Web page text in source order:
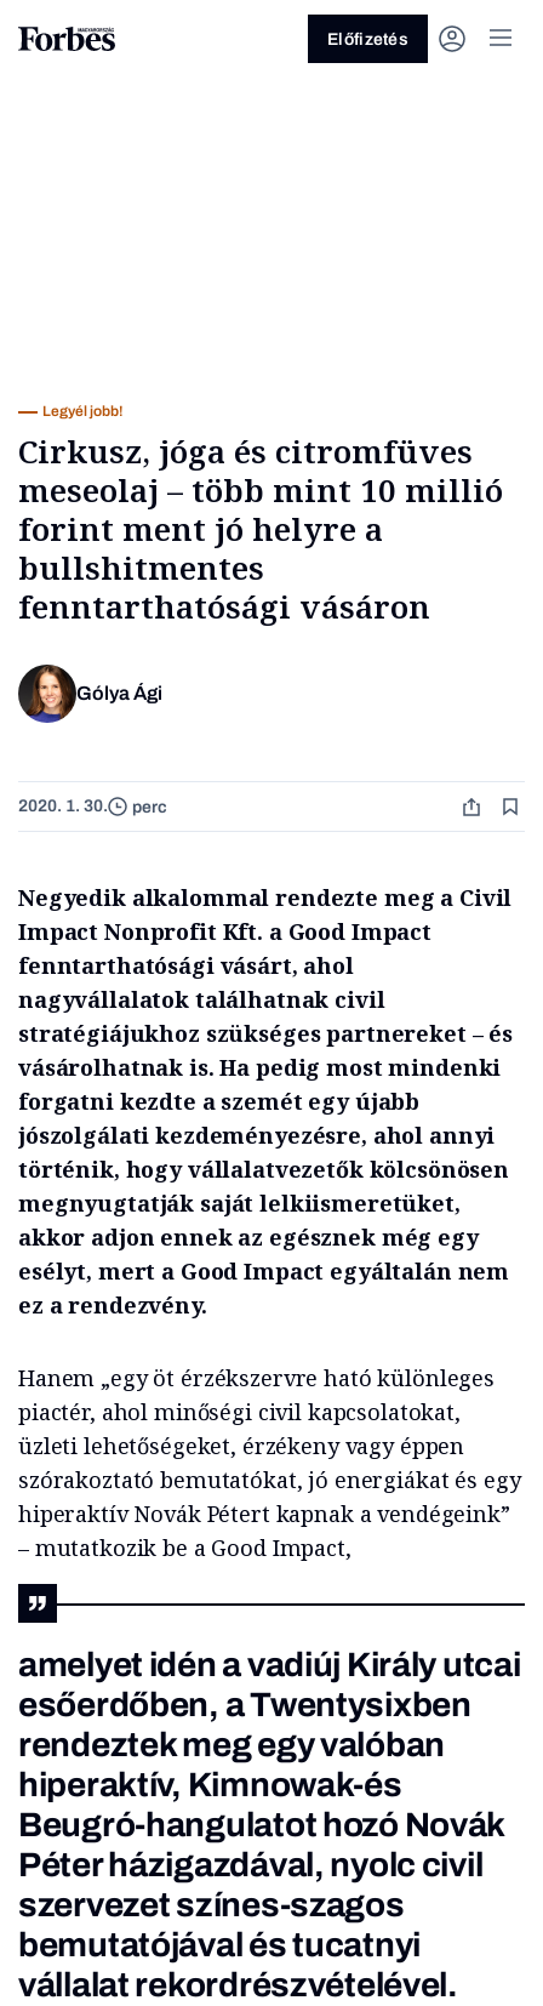
Üzlet
Előfizetés
Legyél jobb!
Cirkusz, jóga és citromfüves
meseolaj – több mint 10 millió
forint ment jó helyre a
bullshitmentes
fenntarthatósági vásáron
Gólya Ági
2020. 1. 30. perc
Negyedik alkalommal rendezte meg a Civil
Impact Nonprofit Kft. a Good Impact
fenntarthatósági vásárt, ahol
nagyvállalatok találhatnak civil
stratégiájukhoz szükséges partnereket – és
vásárolhatnak is. Ha pedig most mindenki
forgatni kezdte a szemét egy újabb
jószolgálati kezdeményezésre, ahol annyi
történik, hogy vállalatvezetők kölcsönösen
megnyugtatják saját lelkiismeretüket,
akkor adjon ennek az egésznek még egy
esélyt, mert a Good Impact egyáltalán nem
ez a rendezvény.
Hanem „egy öt érzékszervre ható különleges
piactér, ahol minőségi civil kapcsolatokat,
üzleti lehetőségeket, érzékeny vagy éppen
szórakoztató bemutatókat, jó energiákat és egy
hiperaktív Novák Pétert kapnak a vendégeink”
– mutatkozik be a Good Impact,
amelyet idén a vadiúj Király utcai
esőerdőben, a Twentysixben
rendeztek meg egy valóban
hiperaktív, Kimnowak-és
Beugró-hangulatot hozó Novák
Péter házigazdával, nyolc civil
szervezet színes-szagos
bemutatójával és tucatnyi
vállalat rekordrészvételével.